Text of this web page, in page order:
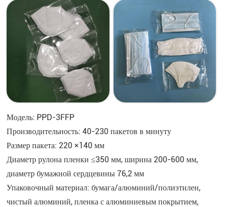
Модель: PPD-3FFP
Производительность: 40-230 пакетов в минуту
Размер пакета: 220 ×140 мм
Диаметр рулона пленки ≤350 мм, ширина 200-600 мм,
диаметр бумажной сердцевины 76,2 мм
Упаковочный материал: бумага/алюминий/полиэтилен,
чистый алюминий, пленка с алюминиевым покрытием,